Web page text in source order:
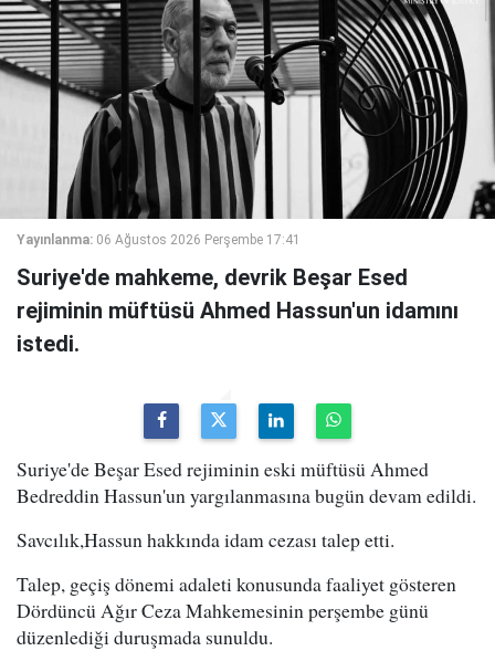
Yayınlanma: 06 Ağustos 2026 Perşembe 17:41
Suriye'de mahkeme, devrik Beşar Esed
rejiminin müftüsü Ahmed Hassun'un idamını
istedi.
Suriye'de Beşar Esed rejiminin eski müftüsü Ahmed
Bedreddin Hassun'un yargılanmasına bugün devam edildi.
Savcılık,Hassun hakkında idam cezası talep etti.
Talep, geçiş dönemi adaleti konusunda faaliyet gösteren
Dördüncü Ağır Ceza Mahkemesinin perşembe günü
düzenlediği duruşmada sunuldu.